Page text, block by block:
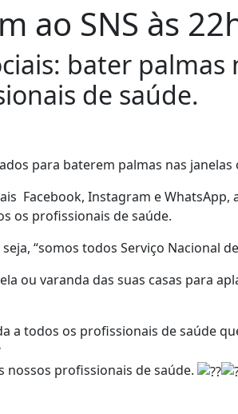
ao SNS às
bater
de saúde.
para baterem palmas nas janelas
Facebook, Instagram e WhatsApp,
os profissionais de saúde.
“somos todos Serviço Nacional de
ou varanda das suas casas para
a todos os profissionais de saúde
nossos profissionais de saúde.